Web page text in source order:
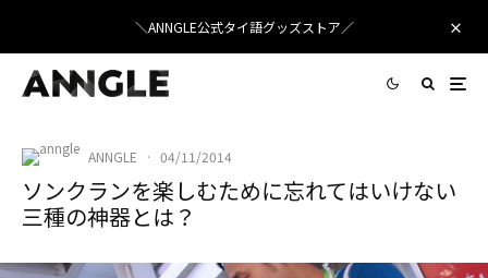
＼ANNGLE公式タイ語グッズストア／
ANNGLE · 04/11/2014
ソンクランを楽しむために忘れてはいけない
三種の神器とは？